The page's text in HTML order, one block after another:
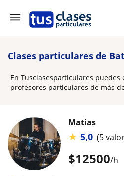
Clases particulares de
En Tusclasesparticulares
profesores particulares de más
$12500/h
Matias
★ 5,0 (5